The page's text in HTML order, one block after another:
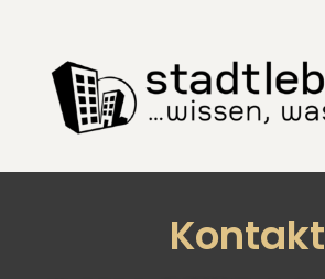
Kontakt